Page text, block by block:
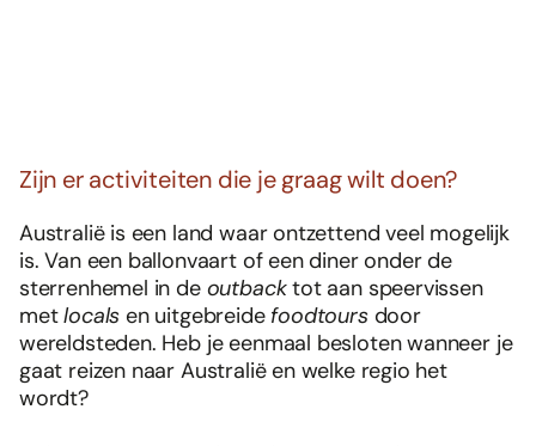
Zijn er activiteiten die je graag wilt doen?
Australië is een land waar ontzettend veel mogelijk
is. Van een ballonvaart of een diner onder de
sterrenhemel in de outbacktot aan speervissen
metlocals en uitgebreide foodtours door
wereldsteden. Heb je eenmaal besloten wanneer je
gaat reizen naar Australië en welke regio het
wordt?